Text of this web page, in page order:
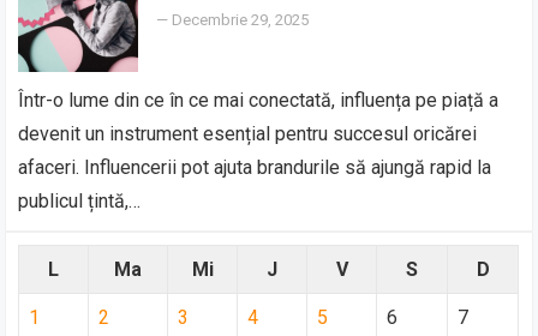
— Decembrie 29, 2025
Într-o lume din ce în ce mai conectată, influența pe piață a
devenit un instrument esențial pentru succesul oricărei
afaceri. Influencerii pot ajuta brandurile să ajungă rapid la
publicul țintă,…
L Ma Mi J V S D
1 2 3 4 5 6 7